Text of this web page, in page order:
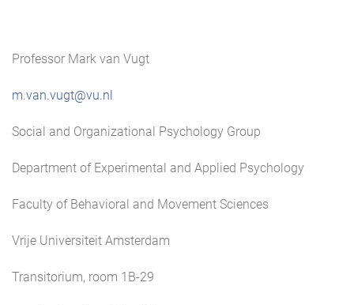
Professor Mark van Vugt
m.van.vugt@vu.nl
Social and Organizational Psychology Group
Department of Experimental and Applied Psychology
Faculty of Behavioral and Movement Sciences
Vrije Universiteit Amsterdam
Transitorium, room 1B-29